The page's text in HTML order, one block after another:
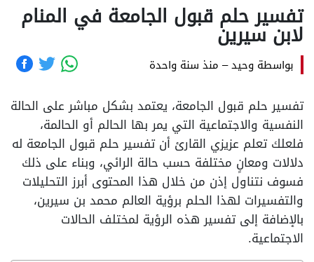
تفسير حلم قبول الجامعة في المنام
لابن سيرين
بواسطة وحيد– منذ سنة واحدة
تفسير حلم قبول الجامعة، يعتمد بشكل مباشر على الحالة
النفسية والاجتماعية التي يمر بها الحالم أو الحالمة،
فلعلك تعلم عزيزي القارئ أن تفسير حلم قبول الجامعة له
دلالات ومعانٍ مختلفة حسب حالة الرائي، وبناء على ذلك
فسوف نتناول إذن من خلال هذا المحتوى أبرز التحليلات
والتفسيرات لهذا الحلم برؤية العالم محمد بن سيرين،
بالإضافة إلى تفسير هذه الرؤية لمختلف الحالات
الاجتماعية.